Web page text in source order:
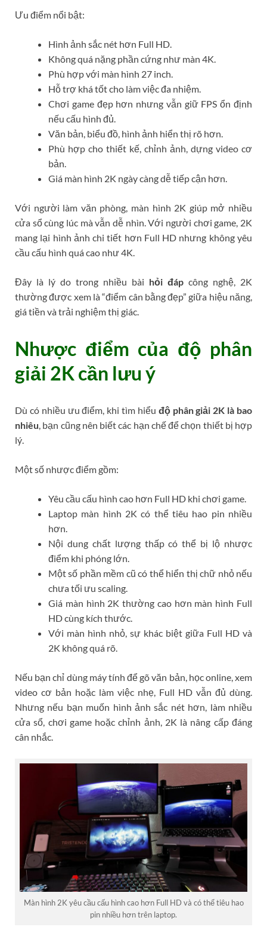
Ưu điểm nổi bật:
Hình ảnh sắc nét hơn Full HD.
Không quá nặng phần cứng như màn 4K.
Phù hợp với màn hình 27 inch.
Hỗ trợ khá tốt cho làm việc đa nhiệm.
Chơi game đẹp hơn nhưng vẫn giữ FPS ổn định
nếu cấu hình đủ.
Văn bản, biểu đồ, hình ảnh hiển thị rõ hơn.
Phù hợp cho thiết kế, chỉnh ảnh, dựng video cơ
bản.
Giá màn hình 2K ngày càng dễ tiếp cận hơn.
Với người làm văn phòng, màn hình 2K giúp mở nhiều
cửa sổ cùng lúc mà vẫn dễ nhìn. Với người chơi game, 2K
mang lại hình ảnh chi tiết hơn Full HD nhưng không yêu
cầu cấu hình quá cao như 4K.
Đây là lý do trong nhiều bài hỏi đáp công nghệ, 2K
thường được xem là “điểm cân bằng đẹp” giữa hiệu năng,
giá tiền và trải nghiệm thị giác.
Nhược điểm của độ phân
giải 2K cần lưu ý
Dù có nhiều ưu điểm, khi tìm hiểu độ phân giải 2K là bao
nhiêu, bạn cũng nên biết các hạn chế để chọn thiết bị hợp
lý.
Một số nhược điểm gồm:
Yêu cầu cấu hình cao hơn Full HD khi chơi game.
Laptop màn hình 2K có thể tiêu hao pin nhiều
hơn.
Nội dung chất lượng thấp có thể bị lộ nhược
điểm khi phóng lớn.
Một số phần mềm cũ có thể hiển thị chữ nhỏ nếu
chưa tối ưu scaling.
Giá màn hình 2K thường cao hơn màn hình Full
HD cùng kích thước.
Với màn hình nhỏ, sự khác biệt giữa Full HD và
2K không quá rõ.
Nếu bạn chỉ dùng máy tính để gõ văn bản, học online, xem
video cơ bản hoặc làm việc nhẹ, Full HD vẫn đủ dùng.
Nhưng nếu bạn muốn hình ảnh sắc nét hơn, làm nhiều
cửa sổ, chơi game hoặc chỉnh ảnh, 2K là nâng cấp đáng
cân nhắc.
Màn hình 2K yêu cầu cấu hình cao hơn Full HD và có thể tiêu hao
pin nhiều hơn trên laptop.